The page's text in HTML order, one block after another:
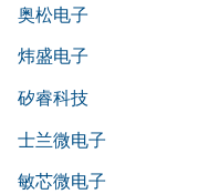
奥松电子
炜盛电子
矽睿科技
士兰微电子
敏芯微电子